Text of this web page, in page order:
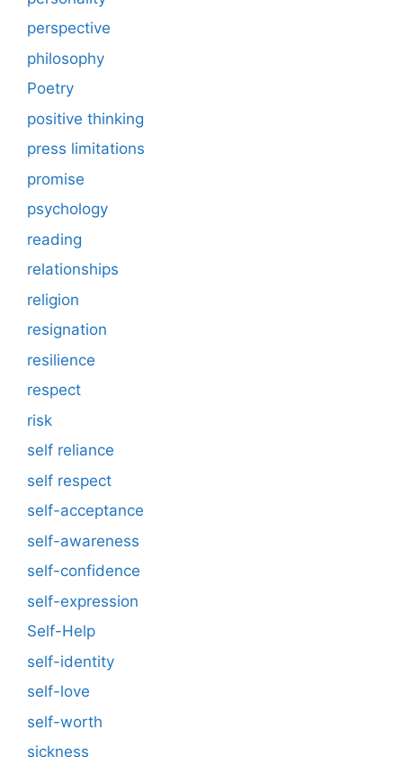
perspective
philosophy
Poetry
positive thinking
press limitations
promise
psychology
reading
relationships
religion
resignation
resilience
respect
risk
self reliance
self respect
self-acceptance
self-awareness
self-confidence
self-expression
Self-Help
self-identity
self-love
self-worth
sickness